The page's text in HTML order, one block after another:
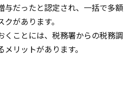
与だったと認定され、一括で多額
があります。
くことには、税務署からの税務調
リットがあります。